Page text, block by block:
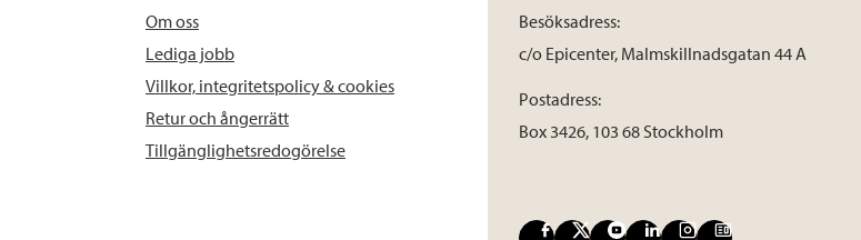
Om oss
Lediga jobb
Villkor, integritetspolicy & cookies
Retur och ångerrätt
Tillgänglighetsredogörelse
Besöksadress:
c/o Epicenter, Malmskillnadsgatan 44 A
Postadress:
Box 3426, 103 68 Stockholm